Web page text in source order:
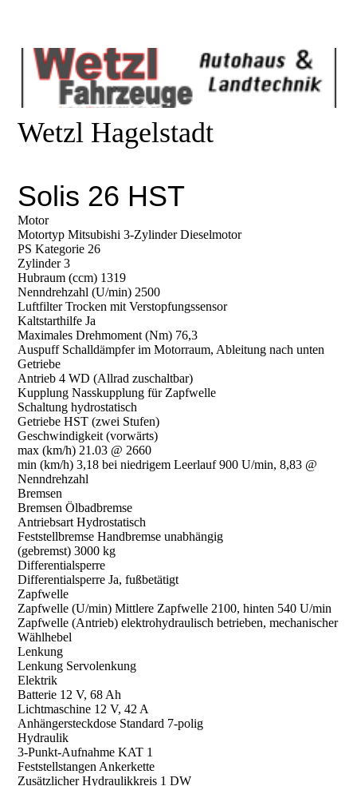
Wetzl Hagelstadt
Solis 26 HST
Motor
Motortyp Mitsubishi 3-Zylinder Dieselmotor
PS Kategorie 26
Zylinder 3
Hubraum (ccm) 1319
Nenndrehzahl (U/min) 2500
Luftfilter Trocken mit Verstopfungssensor
Kaltstarthilfe Ja
Maximales Drehmoment (Nm) 76,3
Auspuff Schalldämpfer im Motorraum, Ableitung nach unten
Getriebe
Antrieb 4 WD (Allrad zuschaltbar)
Kupplung Nasskupplung für Zapfwelle
Schaltung hydrostatisch
Getriebe HST (zwei Stufen)
Geschwindigkeit (vorwärts)
max (km/h) 21.03 @ 2660
min (km/h) 3,18 bei niedrigem Leerlauf 900 U/min, 8,83 @
Nenndrehzahl
Bremsen
Bremsen Ölbadbremse
Antriebsart Hydrostatisch
Feststellbremse Handbremse unabhängig
(gebremst) 3000 kg
Differentialsperre
Differentialsperre Ja, fußbetätigt
Zapfwelle
Zapfwelle (U/min) Mittlere Zapfwelle 2100, hinten 540 U/min
Zapfwelle (Antrieb) elektrohydraulisch betrieben, mechanischer
Wählhebel
Lenkung
Lenkung Servolenkung
Elektrik
Batterie 12 V, 68 Ah
Lichtmaschine 12 V, 42 A
Anhängersteckdose Standard 7-polig
Hydraulik
3-Punkt-Aufnahme KAT 1
Feststellstangen Ankerkette
Zusätzlicher Hydraulikkreis 1 DW